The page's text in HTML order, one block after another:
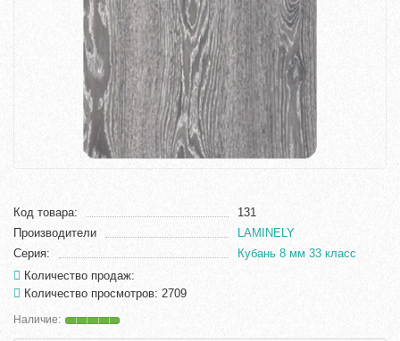
Код товара:
131
Производители
LAMINELY
Серия:
Кубань 8 мм 33 класс
Количество продаж:
Количество просмотров: 2709